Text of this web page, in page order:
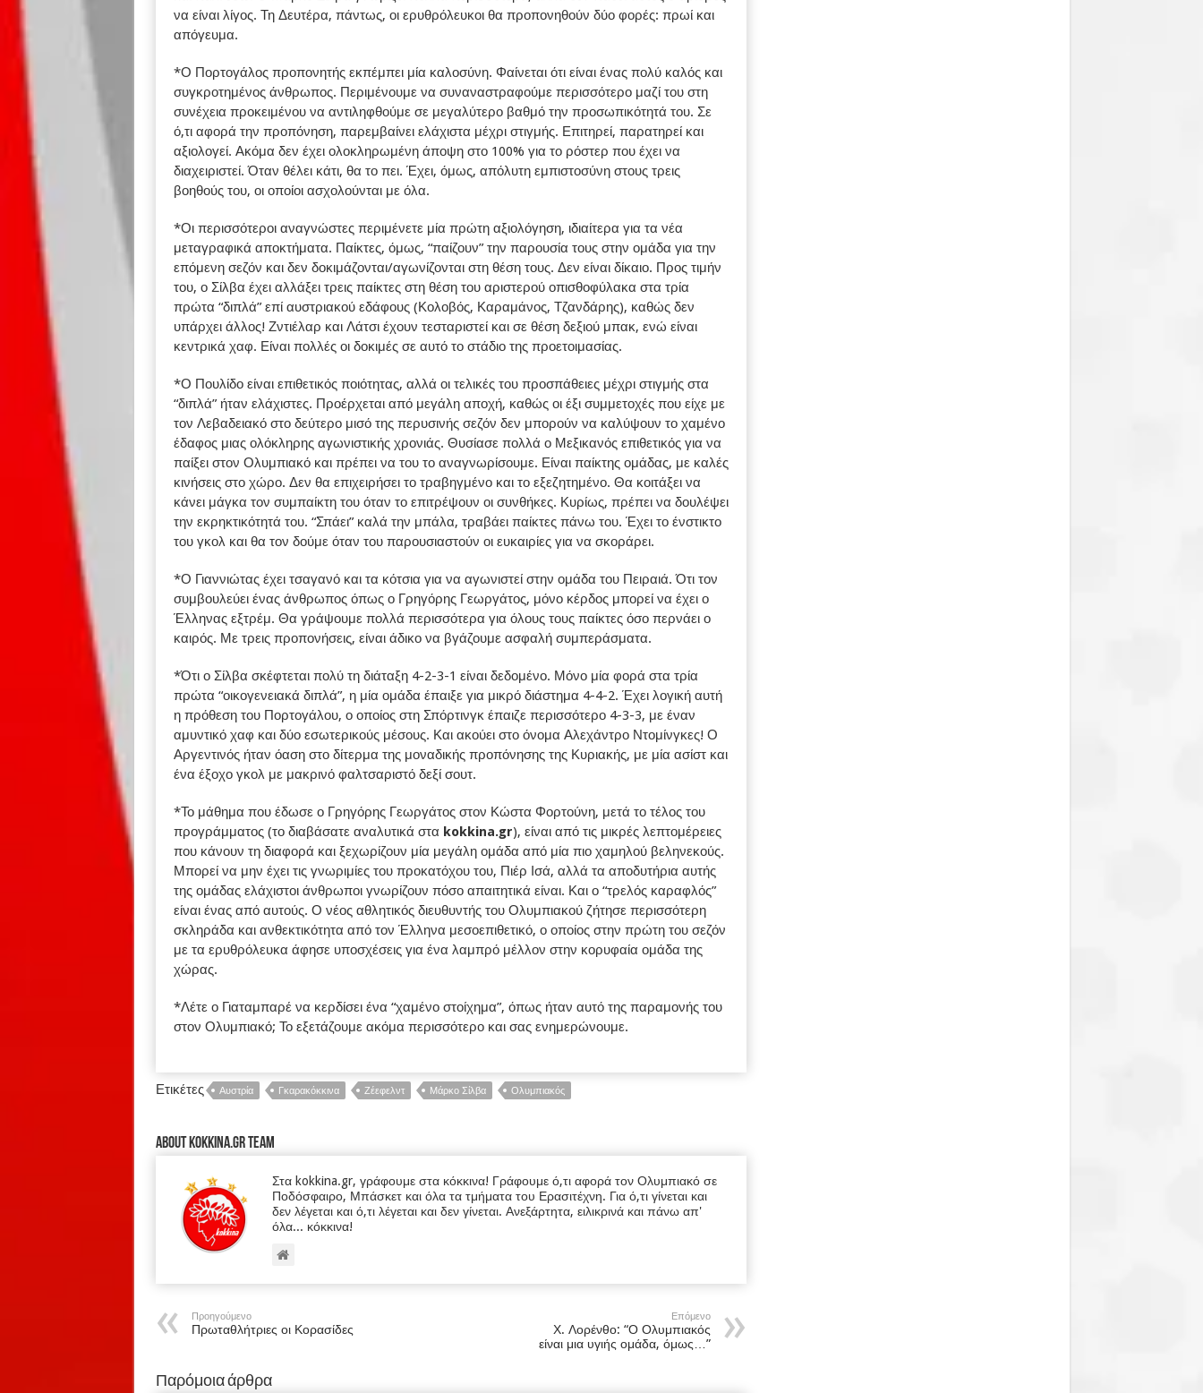
να είναι λίγος. Τη Δευτέρα, πάντως, οι ερυθρόλευκοι θα προπονηθούν δύο φορές: πρωί και
απόγευμα.
*Ο Πορτογάλος προπονητής εκπέμπει μία καλοσύνη. Φαίνεται ότι είναι ένας πολύ καλός και
συγκροτημένος άνθρωπος. Περιμένουμε να συναναστραφούμε περισσότερο μαζί του στη
συνέχεια προκειμένου να αντιληφθούμε σε μεγαλύτερο βαθμό την προσωπικότητά του. Σε
ό,τι αφορά την προπόνηση, παρεμβαίνει ελάχιστα μέχρι στιγμής. Επιτηρεί, παρατηρεί και
αξιολογεί. Ακόμα δεν έχει ολοκληρωμένη άποψη στο 100% για το ρόστερ που έχει να
διαχειριστεί. Όταν θέλει κάτι, θα το πει. Έχει, όμως, απόλυτη εμπιστοσύνη στους τρεις
βοηθούς του, οι οποίοι ασχολούνται με όλα.
*Οι περισσότεροι αναγνώστες περιμένετε μία πρώτη αξιολόγηση, ιδιαίτερα για τα νέα
μεταγραφικά αποκτήματα. Παίκτες, όμως, “παίζουν” την παρουσία τους στην ομάδα για την
επόμενη σεζόν και δεν δοκιμάζονται/αγωνίζονται στη θέση τους. Δεν είναι δίκαιο. Προς τιμήν
του, ο Σίλβα έχει αλλάξει τρεις παίκτες στη θέση του αριστερού οπισθοφύλακα στα τρία
πρώτα “διπλά” επί αυστριακού εδάφους (Κολοβός, Καραμάνος, Τζανδάρης), καθώς δεν
υπάρχει άλλος! Ζντιέλαρ και Λάτσι έχουν τεσταριστεί και σε θέση δεξιού μπακ, ενώ είναι
κεντρικά χαφ. Είναι πολλές οι δοκιμές σε αυτό το στάδιο της προετοιμασίας.
*Ο Πουλίδο είναι επιθετικός ποιότητας, αλλά οι τελικές του προσπάθειες μέχρι στιγμής στα
“διπλά” ήταν ελάχιστες. Προέρχεται από μεγάλη αποχή, καθώς οι έξι συμμετοχές που είχε με
τον Λεβαδειακό στο δεύτερο μισό της περυσινής σεζόν δεν μπορούν να καλύψουν το χαμένο
έδαφος μιας ολόκληρης αγωνιστικής χρονιάς. Θυσίασε πολλά ο Μεξικανός επιθετικός για να
παίξει στον Ολυμπιακό και πρέπει να του το αναγνωρίσουμε. Είναι παίκτης ομάδας, με καλές
κινήσεις στο χώρο. Δεν θα επιχειρήσει το τραβηγμένο και το εξεζητημένο. Θα κοιτάξει να
κάνει μάγκα τον συμπαίκτη του όταν το επιτρέψουν οι συνθήκες. Κυρίως, πρέπει να δουλέψει
την εκρηκτικότητά του. “Σπάει” καλά την μπάλα, τραβάει παίκτες πάνω του. Έχει το ένστικτο
του γκολ και θα τον δούμε όταν του παρουσιαστούν οι ευκαιρίες για να σκοράρει.
*Ο Γιαννιώτας έχει τσαγανό και τα κότσια για να αγωνιστεί στην ομάδα του Πειραιά. Ότι τον
συμβουλεύει ένας άνθρωπος όπως ο Γρηγόρης Γεωργάτος, μόνο κέρδος μπορεί να έχει ο
Έλληνας εξτρέμ. Θα γράψουμε πολλά περισσότερα για όλους τους παίκτες όσο περνάει ο
καιρός. Με τρεις προπονήσεις, είναι άδικο να βγάζουμε ασφαλή συμπεράσματα.
*Ότι ο Σίλβα σκέφτεται πολύ τη διάταξη 4-2-3-1 είναι δεδομένο. Μόνο μία φορά στα τρία
πρώτα “οικογενειακά διπλά”, η μία ομάδα έπαιξε για μικρό διάστημα 4-4-2. Έχει λογική αυτή
η πρόθεση του Πορτογάλου, ο οποίος στη Σπόρτινγκ έπαιζε περισσότερο 4-3-3, με έναν
αμυντικό χαφ και δύο εσωτερικούς μέσους. Και ακούει στο όνομα Αλεχάντρο Ντομίνγκες! Ο
Αργεντινός ήταν όαση στο δίτερμα της μοναδικής προπόνησης της Κυριακής, με μία ασίστ και
ένα έξοχο γκολ με μακρινό φαλτσαριστό δεξί σουτ.
*Το μάθημα που έδωσε ο Γρηγόρης Γεωργάτος στον Κώστα Φορτούνη, μετά το τέλος του
προγράμματος (το διαβάσατε αναλυτικά στα kokkina.gr), είναι από τις μικρές λεπτομέρειες
που κάνουν τη διαφορά και ξεχωρίζουν μία μεγάλη ομάδα από μία πιο χαμηλού βεληνεκούς.
Μπορεί να μην έχει τις γνωριμίες του προκατόχου του, Πιέρ Ισά, αλλά τα αποδυτήρια αυτής
της ομάδας ελάχιστοι άνθρωποι γνωρίζουν πόσο απαιτητικά είναι. Και ο “τρελός καραφλός”
είναι ένας από αυτούς. Ο νέος αθλητικός διευθυντής του Ολυμπιακού ζήτησε περισσότερη
σκληράδα και ανθεκτικότητα από τον Έλληνα μεσοεπιθετικό, ο οποίος στην πρώτη του σεζόν
με τα ερυθρόλευκα άφησε υποσχέσεις για ένα λαμπρό μέλλον στην κορυφαία ομάδα της
χώρας.
*Λέτε ο Γιαταμπαρέ να κερδίσει ένα “χαμένο στοίχημα”, όπως ήταν αυτό της παραμονής του
στον Ολυμπιακό; Το εξετάζουμε ακόμα περισσότερο και σας ενημερώνουμε.
Ετικέτες Αυστρία Γκαρακόκκινα Ζέεφελντ Μάρκο Σίλβα Ολυμπιακός
About kokkina.gr TEAM
Στα kokkina.gr, γράφουμε στα κόκκινα! Γράφουμε ό,τι αφορά τον Ολυμπιακό σε
Ποδόσφαιρο, Μπάσκετ και όλα τα τμήματα του Ερασιτέχνη. Για ό,τι γίνεται και
δεν λέγεται και ό,τι λέγεται και δεν γίνεται. Ανεξάρτητα, ειλικρινά και πάνω απ'
όλα... κόκκινα!
Προηγούμενο
Πρωταθλήτριες οι Κορασίδες
Επόμενο
Χ. Λορένθο: “Ο Ολυμπιακός
είναι μια υγιής ομάδα, όμως…”
Παρόμοια άρθρα